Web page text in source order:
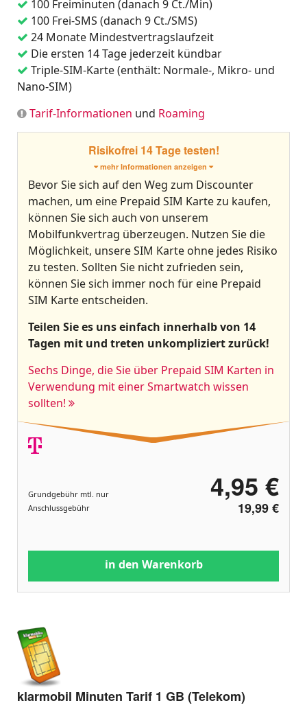
100 Freiminuten (danach 9 Ct./Min)
100 Frei-SMS (danach 9 Ct./SMS)
24 Monate Mindestvertragslaufzeit
Die ersten 14 Tage jederzeit kündbar
Triple-SIM-Karte (enthält: Normale-, Mikro- und
Nano-SIM)
Tarif-Informationen und Roaming
Risikofrei 14 Tage testen!
mehr Informationen anzeigen
Bevor Sie sich auf den Weg zum Discounter
machen, um eine Prepaid SIM Karte zu kaufen,
können Sie sich auch von unserem
Mobilfunkvertrag überzeugen. Nutzen Sie die
Möglichkeit, unsere SIM Karte ohne jedes Risiko
zu testen. Sollten Sie nicht zufrieden sein,
können Sie sich immer noch für eine Prepaid
SIM Karte entscheiden.
Teilen Sie es uns einfach innerhalb von 14
Tagen mit und treten unkompliziert zurück!
Sechs Dinge, die Sie über Prepaid SIM Karten in
Verwendung mit einer Smartwatch wissen
sollten!
Grundgebühr mtl. nur 4,95 €
Anschlussgebühr 19,99 €
in den Warenkorb
klarmobil Minuten Tarif 1 GB (Telekom)